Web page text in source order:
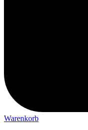
Warenkorb